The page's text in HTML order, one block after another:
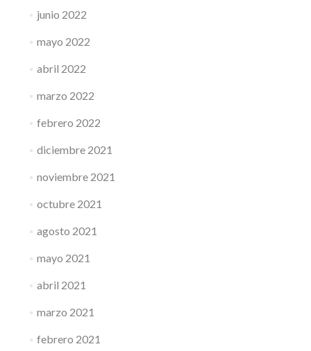
junio 2022
mayo 2022
abril 2022
marzo 2022
febrero 2022
diciembre 2021
noviembre 2021
octubre 2021
agosto 2021
mayo 2021
abril 2021
marzo 2021
febrero 2021